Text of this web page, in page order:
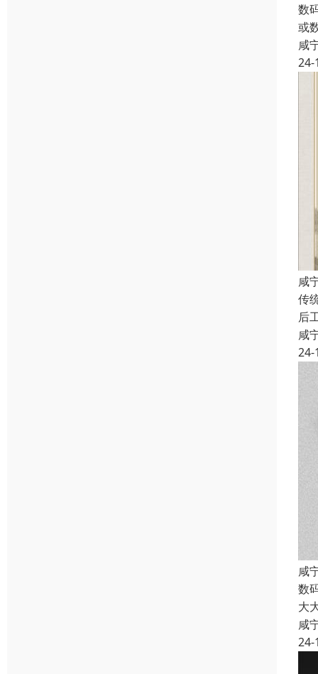
数
或
咸
24-
咸
传
后
咸
24-
咸
数
大
咸
24-